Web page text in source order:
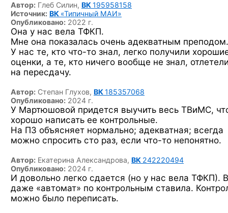
Автор: Глеб Силин, ВК 195958158
Источник: ВК «Типичный МАИ»
Опубликовано: 2022 г.
Она у нас вела ТФКП.
Мне она показалась очень адекватным преподом.
У нас те, кто что-то знал, легко получили
оценки, а те, кто ничего вообще не знал,
на пересдачу.
Автор: Степан Глухов, ВК 185357068
Опубликовано: 2024 г.
У Мартюшовой придется выучить весь ТВиМС,
хорошо написать ее контрольные.
На ПЗ объясняет нормально; адекватная; всегда
можно спросить сто раз, если что-то непонятно.
Автор: Екатерина Александрова, ВК 242220494
Опубликовано: 2024 г.
И довольно легко сдается (но у нас вела ТФКП).
даже «автомат» по контрольным ставила.
можно было переписать.